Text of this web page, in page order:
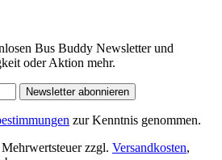
Bus Buddy Newsletter und
oder Aktion mehr.
Newsletter abonnieren
zur Kenntnis genommen.
zzgl. Versandkosten,